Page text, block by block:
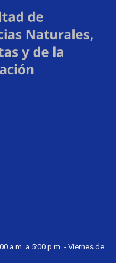
a.m. a 5:00 p.m. - Viernes de